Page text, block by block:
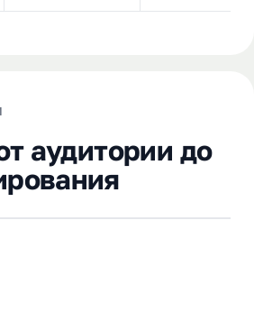
аудитории до